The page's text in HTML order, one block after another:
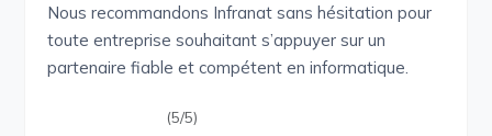
Nous recommandons Infranat sans hésitation pour
toute entreprise souhaitant s’appuyer sur un
partenaire fiable et compétent en informatique.
(5/5)